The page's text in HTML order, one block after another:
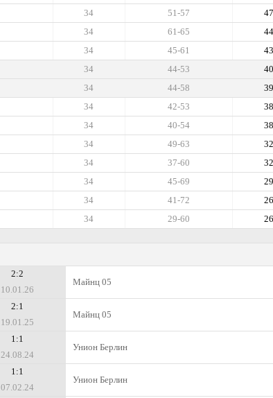
47
51-57
34
44
61-65
34
43
45-61
34
40
44-53
34
39
44-58
34
38
42-53
34
38
40-54
34
32
49-63
34
32
37-60
34
29
45-69
34
26
41-72
34
26
29-60
34
2:2
10.01.26
Майнц 05
2:1
19.01.25
Майнц 05
1:1
24.08.24
Унион Берлин
1:1
07.02.24
Унион Берлин